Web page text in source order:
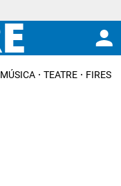
MÚSICA TEATRE FIRES I